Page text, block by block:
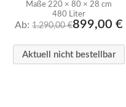
220 × 80 × 28 cm
Maße 220 × 80 × 28 cm
480 Liter
Ab: 1.290,00€899,00 €
Aktuell nicht bestellbar